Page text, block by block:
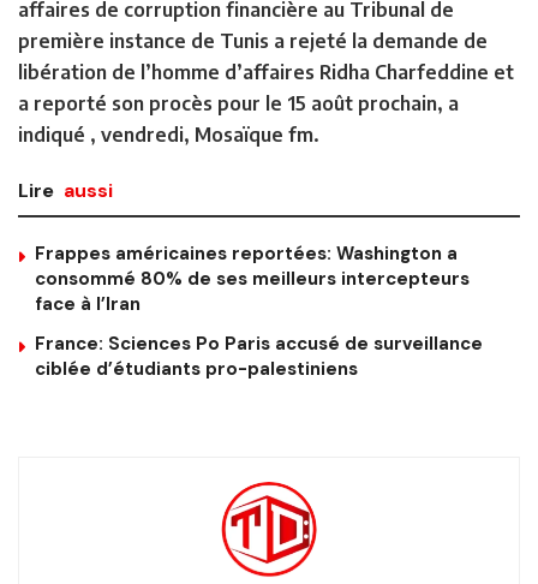
affaires de corruption financière au Tribunal de
première instance de Tunis a rejeté la demande de
libération de l’homme d’affaires Ridha Charfeddine et
a reporté son procès pour le 15 août prochain, a
indiqué , vendredi, Mosaïque fm.
Lire aussi
Frappes américaines reportées: Washington a
consommé 80% de ses meilleurs intercepteurs
face à l’Iran
France: Sciences Po Paris accusé de surveillance
ciblée d’étudiants pro-palestiniens